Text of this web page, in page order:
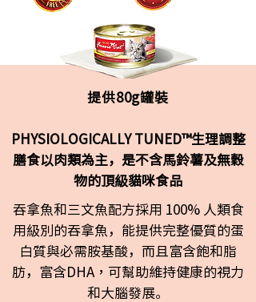
提供80g罐裝
PHYSIOLOGICALLY TUNED™生理調整
膳食以肉類為主，是不含馬鈴薯及無穀
物的頂級貓咪食品
吞拿魚和三文魚配方採用 100% 人類食
用級別的吞拿魚，能提供完整優質的蛋
白質與必需胺基酸，而且富含飽和脂
肪，富含DHA，可幫助維持健康的視力
和大腦發展。